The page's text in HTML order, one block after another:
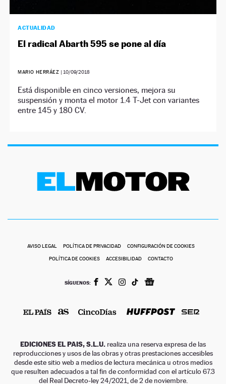
ACTUALIDAD
El radical Abarth 595 se pone al día
MARIO HERRÁEZ | 10/09/2018
Está disponible en cinco versiones, mejora su
suspensión y monta el motor 1.4 T-Jet con variantes
entre 145 y 180 CV.
AVISO LEGAL POLÍTICA DE PRIVACIDAD CONFIGURACIÓN DE COOKIES
POLÍTICA DE COOKIES ACCESIBILIDAD CONTACTO
SÍGUENOS:
EDICIONES EL PAIS, S.L.U. realiza una reserva expresa de las
reproducciones y usos de las obras y otras prestaciones accesibles
desde este sitio web a medios de lectura mecánica u otros medios
que resulten adecuados a tal fin de conformidad con el artículo 67.3
del Real Decreto-ley 24/2021, de 2 de noviembre.